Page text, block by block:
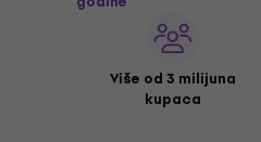
Više od 3 milijuna
kupaca